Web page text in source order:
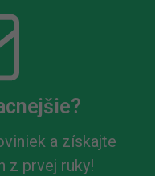
a získajte
z prvej ruky!